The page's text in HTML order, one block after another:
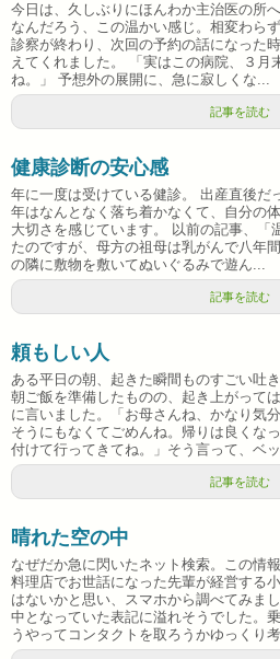
今日は、久しぶりにほんわか主治医の所
なんだろう、この温かい感じ。相変わら
診察が終わり、次回の予約の話になった
えてくれました。 「実はこの病院、３月
ね。」 予想外の展開に、急に寂しくな...
記事を読む
健康診断の安心感
年に一度は受けている健診。 出産直後だ
年はなんとなく落ち着かなくて、自分の
大切さを感じています。 以前の記事、「
たのですが、母方の祖母は乳がんで八年
の隣に敷物を敷いてぬいぐるみで遊ん...
記事を読む
頼もしい人
ある平日の朝、起きた瞬間ものすごい吐
朝ご飯を準備したものの、起き上がって
に言いました。「お母さんね、かなり気
そうにもなくてごめんね。帰りは良くな
付けて行ってきてね。」そう言って、ベ
記事を読む
晴れた空の中
なぜだか急に閃いたネット検索。この情
料理店でお世話になった先輩が経営する
はないかと思い、スマホから調べてみま
中となっていた表記に溢れそうでした。
うやってコンタクトを取ろうかゆっくり